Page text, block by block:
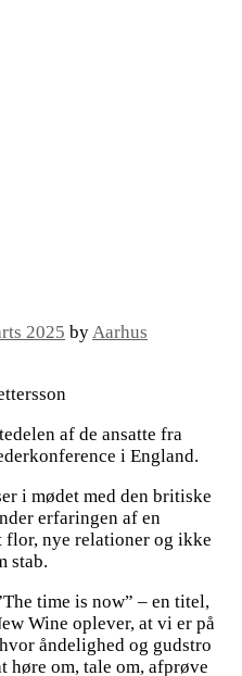
2025 byAarhus
af de ansatte fra
i England.
i mødet med den britiske
erfaringen af en
nye relationer og ikke
stab.
time is now” – en titel,
Wine oplever, at vi er på
åndelighed og gudstro
høre om, tale om, afprøve